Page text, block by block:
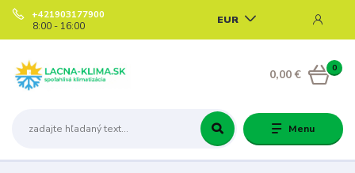
Menu
EUR
+421903177900
8:00 - 16:00
0
0,00 €